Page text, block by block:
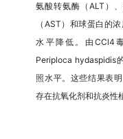
氨酸转氨酶（ALT）
（AST）和球蛋白的
水平降低。由CCl4
Periploca hydaspidis
照水平。这些结果表
存在抗氧化剂和抗炎性